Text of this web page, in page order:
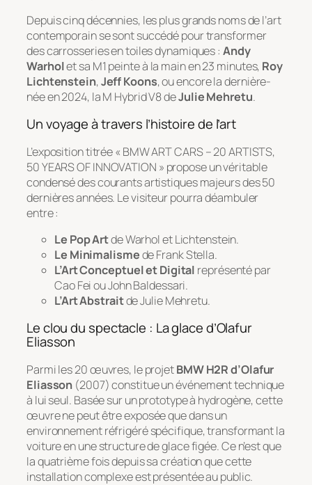
Depuis cinq décennies, les plus grands noms de l’art
contemporain se sont succédé pour transformer
des carrosseries en toiles dynamiques : Andy
Warholet sa M1 peinte à la main en 23 minutes, Roy
Lichtenstein,Jeff Koons, ou encore la dernière-
née en 2024, la M Hybrid V8 deJulie Mehretu.
Un voyage à travers l’histoire de l’art
L’exposition titrée« BMW ART CARS – 20 ARTISTS,
50 YEARS OF INNOVATION » propose un véritable
condensé des courants artistiques majeurs des 50
dernières années. Le visiteur pourra déambuler
entre :
Le Pop Artde Warhol et Lichtenstein.
Le Minimalismede Frank Stella.
L’Art Conceptuel et Digital représenté par
Cao Fei ou John Baldessari.
L’Art Abstraitde Julie Mehretu.
Le clou du spectacle : La glace d’Olafur
Eliasson
Parmi les 20 œuvres, le projetBMW H2R d’Olafur
Eliasson (2007) constitue un événement technique
à lui seul. Basée sur un prototype à hydrogène, cette
œuvre ne peut être exposée que dans un
environnement réfrigéré spécifique, transformant la
voiture en une structure de glace figée. Ce n’est que
la quatrième fois depuis sa création que cette
installation complexe est présentée au public.